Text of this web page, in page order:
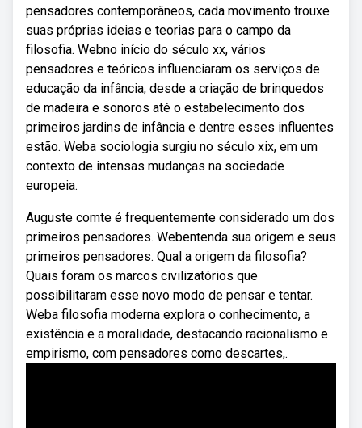
pensadores contemporâneos, cada movimento trouxe
suas próprias ideias e teorias para o campo da
filosofia. Webno início do século xx, vários
pensadores e teóricos influenciaram os serviços de
educação da infância, desde a criação de brinquedos
de madeira e sonoros até o estabelecimento dos
primeiros jardins de infância e dentre esses influentes
estão. Weba sociologia surgiu no século xix, em um
contexto de intensas mudanças na sociedade
europeia.
Auguste comte é frequentemente considerado um dos
primeiros pensadores. Webentenda sua origem e seus
primeiros pensadores. Qual a origem da filosofia?
Quais foram os marcos civilizatórios que
possibilitaram esse novo modo de pensar e tentar.
Weba filosofia moderna explora o conhecimento, a
existência e a moralidade, destacando racionalismo e
empirismo, com pensadores como descartes,.